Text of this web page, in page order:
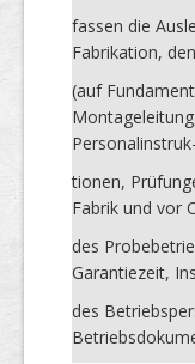
fassen die
Fabrikation,
(auf
Personalinstruk-
tionen,
Fabrik und vor
des
Garantiezeit,
des